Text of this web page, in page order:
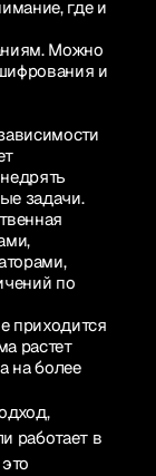
где и
Можно
и
задачи.
по
приходится
растет
на более
работает в